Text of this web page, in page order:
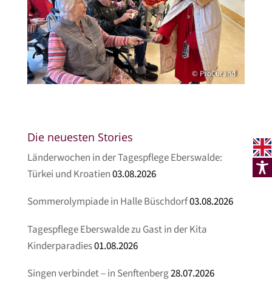
© ProCurand
Die neuesten Stories
Länderwochen in der Tagespflege Eberswalde:
Türkei und Kroatien03.08.2026
Sommerolympiade in Halle Büschdorf03.08.2026
Tagespflege Eberswalde zu Gast in der Kita
Kinderparadies01.08.2026
Singen verbindet – in Senftenberg28.07.2026